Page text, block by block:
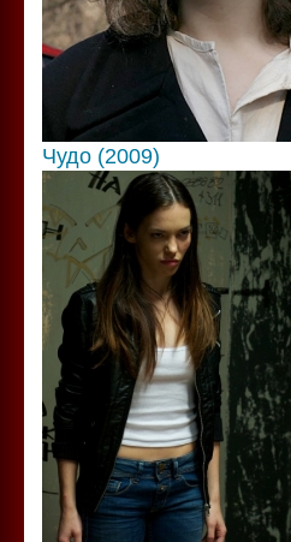
Чудо (2009)